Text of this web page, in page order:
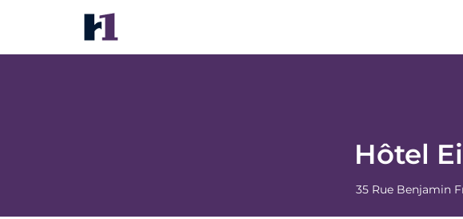
Hôtel
35 Rue Benjamin
Hôtel Eiffel Trocadéro
цены